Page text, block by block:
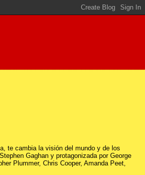
te cambia la visión del mundo y de los
Gaghan y protagonizada por George
Plummer, Chris Cooper, Amanda Peet,